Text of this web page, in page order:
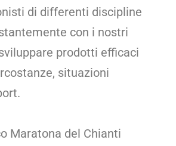
di differenti discipline
con i nostri
prodotti efficaci
situazioni
Maratona del Chianti